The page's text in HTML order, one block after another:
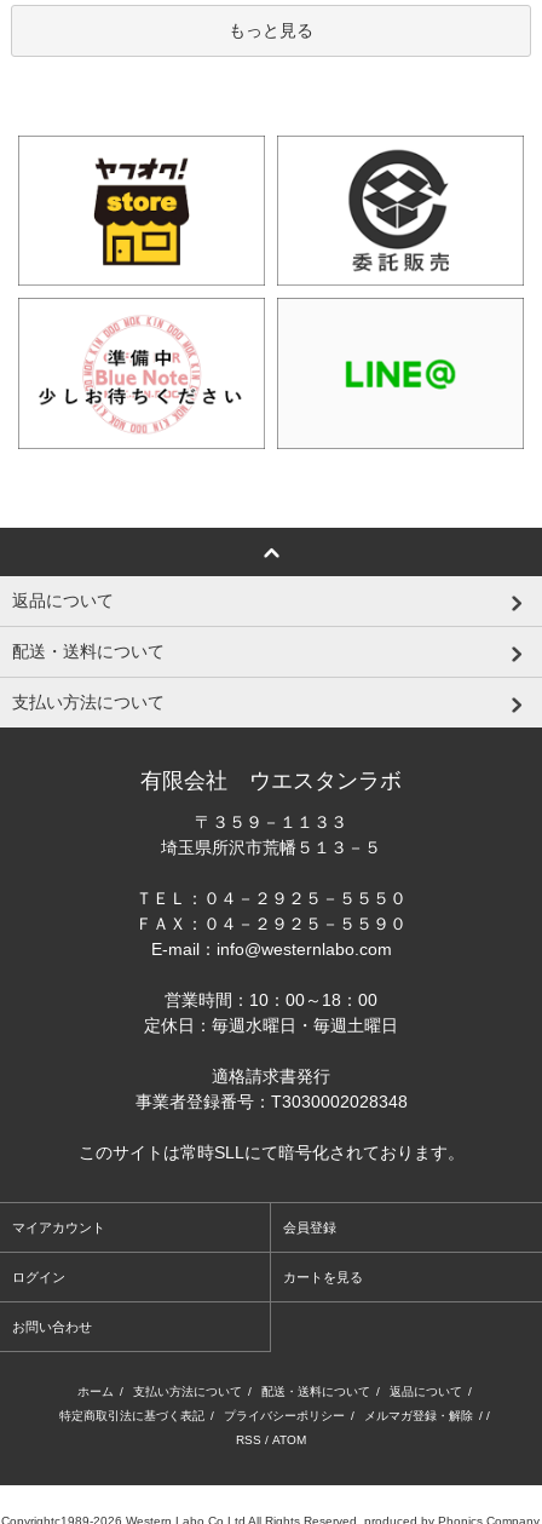
もっと見る
返品について
配送・送料について
支払い方法について
有限会社 ウエスタンラボ
〒３５９－１１３３
埼玉県所沢市荒幡５１３－５
ＴＥＬ：０４－２９２５－５５５０
ＦＡＸ：０４－２９２５－５５９０
E-mail：info@westernlabo.com
営業時間：10：00～18：00
定休日：毎週水曜日・毎週土曜日
適格請求書発行
事業者登録番号：T3030002028348
このサイトは常時SLLにて暗号化されております。
マイアカウント 会員登録
ログイン カートを見る
お問い合わせ
ホーム / 支払い方法について / 配送・送料について / 返品について /
特定商取引法に基づく表記 / プライバシーポリシー / メルマガ登録・解除 / /
RSS / ATOM
Copyrightc1989-2026 Western Labo Co.Ltd All Rights Reserved. produced by Phonics Company.